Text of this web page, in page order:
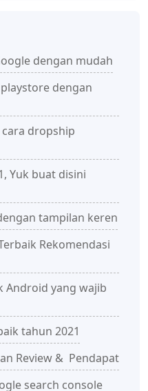
dengan mudah
dengan
dropship
Yuk buat disini
tampilan keren
Rekomendasi
Android yang wajib
tahun 2021
Review & Pendapat
search console